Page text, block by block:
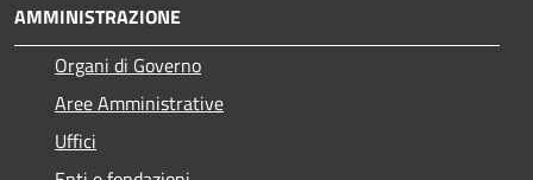
AMMINISTRAZIONE
Organi di Governo
Aree Amministrative
Uffici